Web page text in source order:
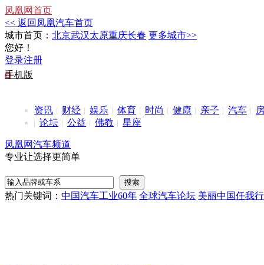
凤凰网首页
<< 返回凤凰汽车首页
城市首页： 北京武汉太原重庆长春 更多城市>>
您好！
登录注册
手机版
资讯 财经 娱乐 体育 时尚 健康 亲子 汽车
论坛
公益 佛教 星座
凤凰网汽车频道
专业让选择更简单
热门关键词： 中国汽车工业60年 全球汽车论坛 美丽中国任我行